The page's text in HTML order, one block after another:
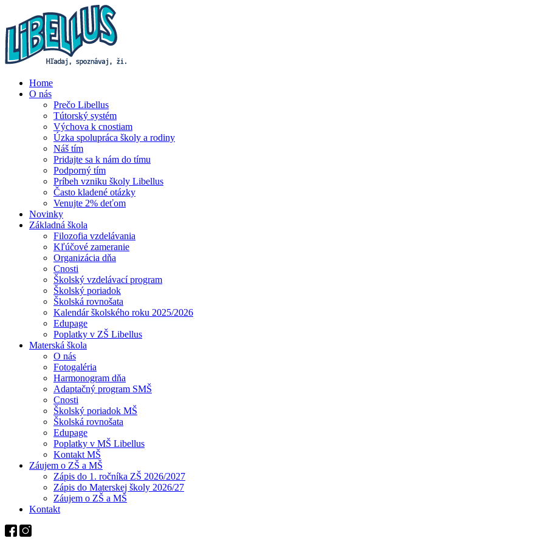
Home
O nás
Prečo Libellus
Tútorský systém
Výchova k cnostiam
Úzka spolupráca školy a rodiny
Náš tím
Pridajte sa k nám do tímu
Podporný tím
Príbeh vzniku školy Libellus
Často kladené otázky
Venujte 2% deťom
Novinky
Základná škola
Filozofia vzdelávania
Kľúčové zameranie
Organizácia dňa
Cnosti
Školský vzdelávací program
Školský poriadok
Školská rovnošata
Kalendár školského roku 2025/2026
Edupage
Poplatky v ZŠ Libellus
Materská škola
O nás
Fotogaléria
Harmonogram dňa
Adaptačný program SMŠ
Cnosti
Školský poriadok MŠ
Školská rovnošata
Edupage
Poplatky v MŠ Libellus
Kontakt MŠ
Záujem o ZŠ a MŠ
Zápis do 1. ročníka ZŠ 2026/2027
Zápis do Materskej školy 2026/27
Záujem o ZŠ a MŠ
Kontakt